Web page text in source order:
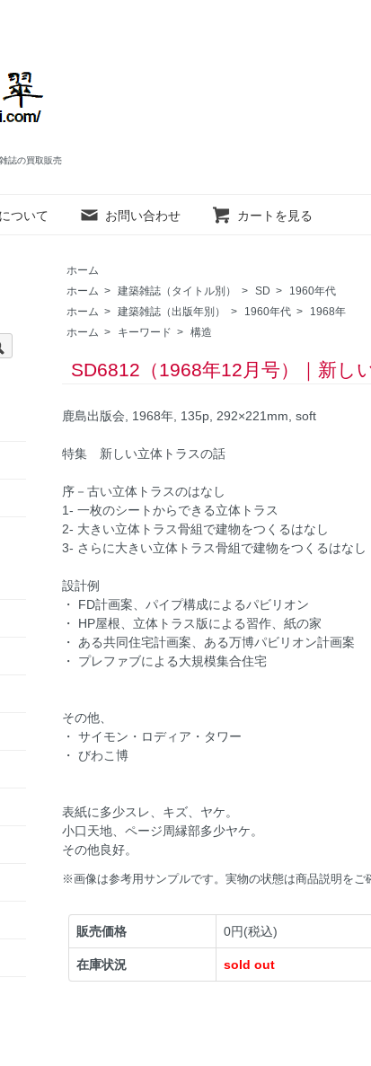
誌の買取販売
ついて お問い合わせ カートを見る
ホーム
ホーム > 建築雑誌（タイトル別） > SD >
1960年代
ホーム > 建築雑誌（出版年別） > 1960年代 >
1968年
ホーム > キーワード > 構造
SD6812（1968年12月号）｜新し
鹿島出版会, 1968年, 135p, 292×221mm, soft
特集 新しい立体トラスの話
序－古い立体トラスのはなし
1- 一枚のシートからできる立体トラス
2- 大きい立体トラス骨組で建物をつくるはなし
3- さらに大きい立体トラス骨組で建物をつくるはなし
設計例
・ FD計画案、パイプ構成によるパビリオン
・ HP屋根、立体トラス版による習作、紙の家
・ ある共同住宅計画案、ある万博パビリオン計画案
・ プレファブによる大規模集合住宅
その他、
・ サイモン・ロディア・タワー
・ びわこ博
表紙に多少スレ、キズ、ヤケ。
小口天地、ページ周縁部多少ヤケ。
その他良好。
※画像は参考用サンプルです。実物の状態は商品説明をご
販売価格 0円(税込)
在庫状況 sold out